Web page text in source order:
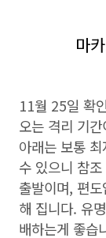
마
11월 25일 확
오는 격리 기
아래는 보통
수 있으니 참
출발이며, 편
해 집니다. 유
배하는게 좋습